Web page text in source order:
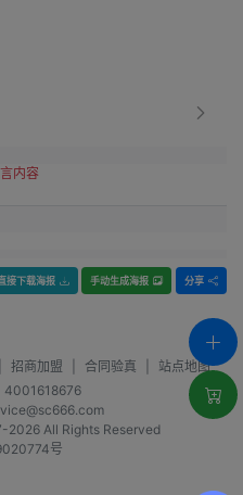
内容
接下载海报 手动生成海报 分享
招商加盟 合同验真
站点地图
4001618676
2026All Rights Reserved
号